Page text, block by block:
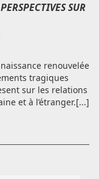
SUR
renouvelée
tragiques
sur les relations
et à l’étranger.[...]